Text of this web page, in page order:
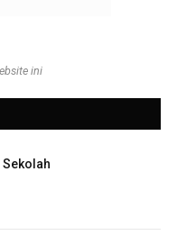
ini
Sekolah